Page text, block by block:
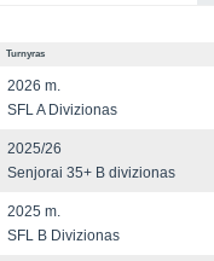
Turnyras
2026 m.
SFL A Divizionas
2025/26
Senjorai 35+ B divizionas
2025 m.
SFL B Divizionas